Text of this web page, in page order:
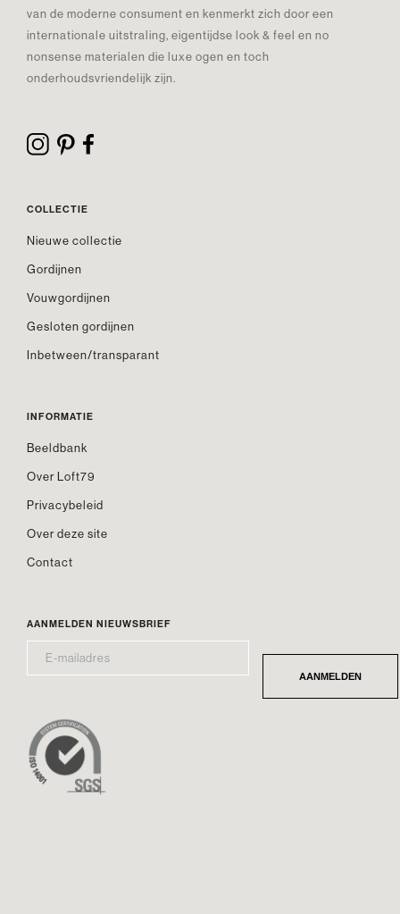
van de moderne consument en kenmerkt zich door een
internationale uitstraling, eigentijdse look & feel en no
nonsense materialen die luxe ogen en toch
onderhoudsvriendelijk zijn.
COLLECTIE
Nieuwe collectie
Gordijnen
Vouwgordijnen
Gesloten gordijnen
Inbetween/transparant
INFORMATIE
Beeldbank
Over Loft79
Privacybeleid
Over deze site
Contact
AANMELDEN NIEUWSBRIEF
MAILADRES* AANMELDEN